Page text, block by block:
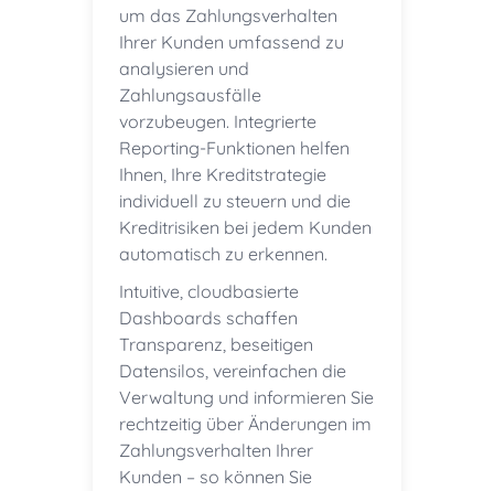
um das Zahlungsverhalten
Ihrer Kunden umfassend zu
analysieren und
Zahlungsausfälle
vorzubeugen. Integrierte
Reporting-Funktionen helfen
Ihnen, Ihre Kreditstrategie
individuell zu steuern und die
Kreditrisiken bei jedem Kunden
automatisch zu erkennen.
Intuitive, cloudbasierte
Dashboards schaffen
Transparenz, beseitigen
Datensilos, vereinfachen die
Verwaltung und informieren Sie
rechtzeitig über Änderungen im
Zahlungsverhalten Ihrer
Kunden – so können Sie